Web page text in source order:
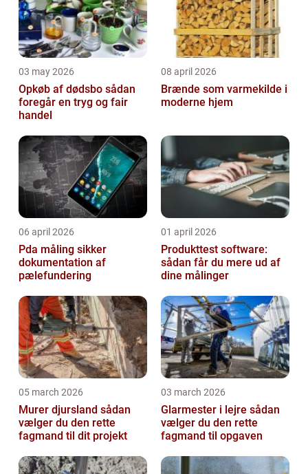
03 may 2026
Opkøb af dødsbo sådan
foregår en tryg og fair
handel
08 april 2026
Brænde som varmekilde i
moderne hjem
06 april 2026
Pda måling sikker
dokumentation af
pælefundering
01 april 2026
Produkttest software:
sådan får du mere ud af
dine målinger
05 march 2026
Murer djursland sådan
vælger du den rette
fagmand til dit projekt
03 march 2026
Glarmester i lejre sådan
vælger du den rette
fagmand til opgaven